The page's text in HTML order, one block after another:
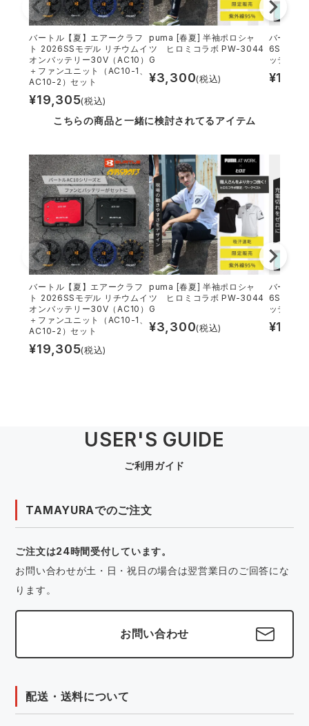
つなぎ
ファン付き作業着・空調服
電熱ウェア・ヒートウェア
アイトス ランキング
ジーベック ランキング
ネーム刺繍・プリント加工対象商品
ニット
ファン付きウェア
防寒
カジュアル
エアークラフト 自重堂
サーヴォ セロリー 大阪支店
アタックベース サンエス
中塚被服 イーブンリバー
スターライト工業 東洋物産工業
弘進ゴム 藤井電工
福山ゴム工業 ビッグボーン商事株式会社
バートル【夏】エアークラフ
ト 2026SSモデル リチウムイ
オンバッテリー30V（AC10）
＋ファンユニット（AC10-1、
AC10-2）セット
¥19,305(税込)
puma [春夏] 半袖ポロシャ
ツ ヒロミコラボ PW-3044
G
¥3,300(税込)
バートル
6SSモデ
ッテリー
¥
こちらの商品と一緒に検討されてるアイテム
バートル【夏】エアークラフ
ト 2026SSモデル リチウムイ
オンバッテリー30V（AC10）
＋ファンユニット（AC10-1、
AC10-2）セット
¥19,305(税込)
puma [春夏] 半袖ポロシャ
ツ ヒロミコラボ PW-3044
G
¥3,300(税込)
バートル
6SSモデ
ッテリー
¥
USER'S GUIDE
ご利用ガイド
TAMAYURAでのご注文
ご注文は24時間受付しています。
お問い合わせが土・日・祝日の場合は翌営業日のご回答にな
ります。
お問い合わせ
配送・送料について